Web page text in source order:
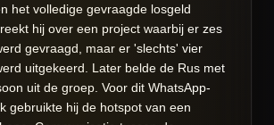
het volledige gevraagde losgeld
hij over een project waarbij er zes
gevraagd, maar er 'slechts' vier
uitgekeerd. Later belde de Rus met
uit de groep. Voor dit WhatsApp-
gebruikte hij de hotspot van een